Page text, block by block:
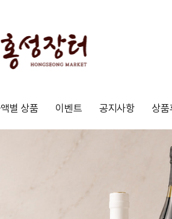
별 상품 이벤트 공지사항 상품